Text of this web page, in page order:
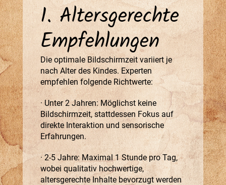
1. Altersgerechte
Empfehlungen
Die optimale Bildschirmzeit variiert je
nach Alter des Kindes. Experten
empfehlen folgende Richtwerte:
· Unter 2 Jahren: Möglichst keine
Bildschirmzeit, stattdessen Fokus auf
direkte Interaktion und sensorische
Erfahrungen.
· 2-5 Jahre: Maximal 1 Stunde pro Tag,
wobei qualitativ hochwertige,
altersgerechte Inhalte bevorzugt werden